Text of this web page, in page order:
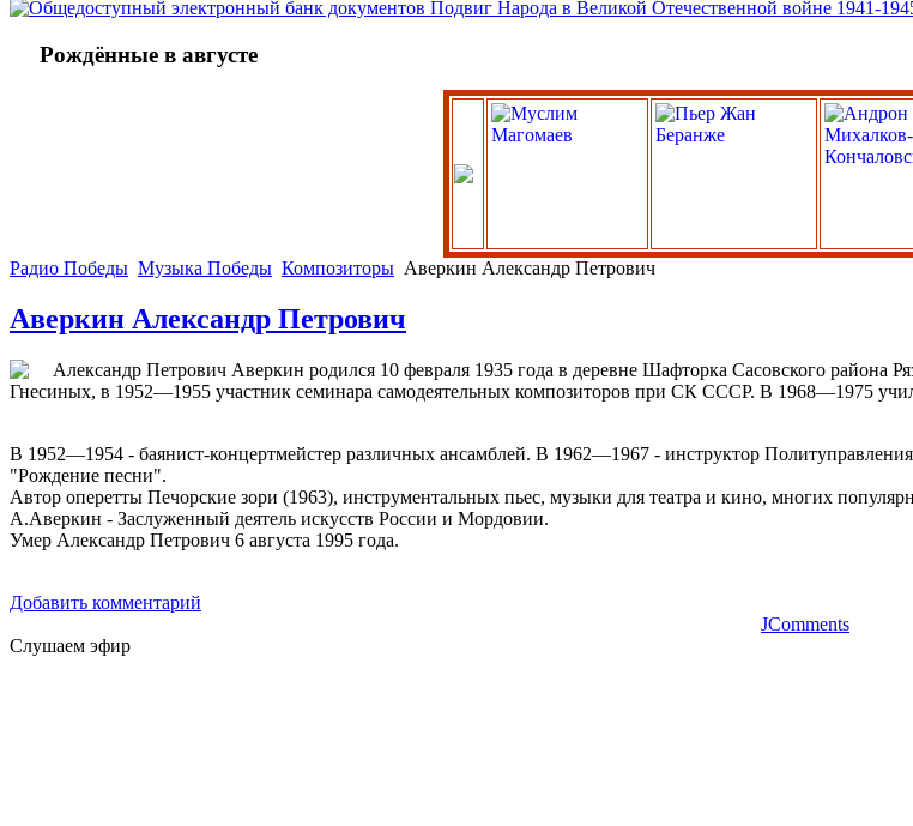
Рождённые в августе
Радио Победы Музыка Победы Композиторы Аверкин Александр Петрович
Аверкин Александр Петрович
Александр Петрович Аверкин родился 10 февраля 1935 года в деревне Шафторка Сасовского
Гнесиных, в 1952—1955 участник семинара самодеятельных композиторов при СК СССР. В 1968—1975
В 1952—1954 - баянист-концертмейстер различных ансамблей. В 1962—1967 - инструктор
"Рождение песни".
Автор оперетты Печорские зори (1963), инструментальных пьес, музыки для театра и кино, многих
А.Аверкин - Заслуженный деятель искусств России и Мордовии.
Умер Александр Петрович 6 августа 1995 года.
Добавить комментарий
JComments
Слушаем эфир